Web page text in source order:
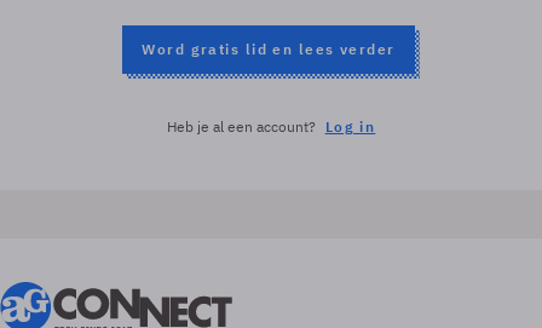
Word gratis lid en lees verder
Heb je al een account? Log in